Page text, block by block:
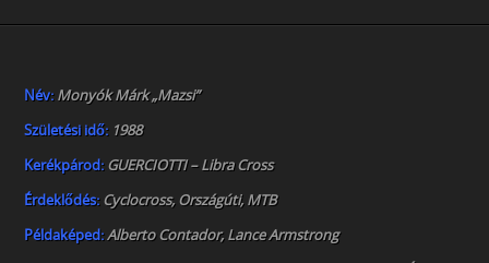
Név: Monyók Márk „Mazsi”
Születési idő: 1988
Kerékpárod: GUERCIOTTI – Libra Cross
Érdeklődés: Cyclocross, Országúti, MTB
Példaképed: Alberto Contador, Lance Armstrong